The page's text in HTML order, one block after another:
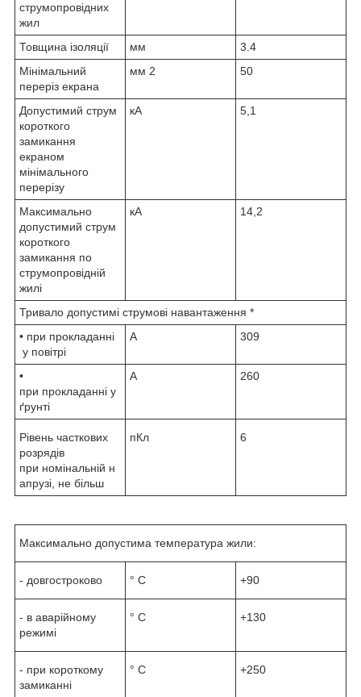
струмопровідних
жил
Товщина ізоляції мм
3.4
Мінімальний
переріз екрана
мм 2 50
Допустимий струм
короткого
замикання
екраном
мінімального
перерізу
кА 5,1
Максимально
допустимий струм
короткого
замикання по
струмопровідній
жилі
кА 14,2
Тривало допустимі струмові навантаження *
• при прокладанні
у повітрі
А 309
•
при прокладанні у
ґрунті
А 260
Рівень часткових
розрядів
при номінальній н
апрузі, не більш
пКл 6
Максимально допустима температура жили:
- довгостроково ° С +90
- в аварійному
режимі
° С +130
- при короткому
замиканні
° С +250